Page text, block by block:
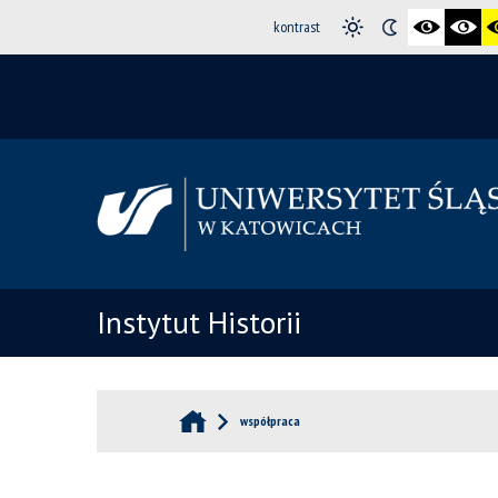
kontrast
Instytut Historii
współpraca